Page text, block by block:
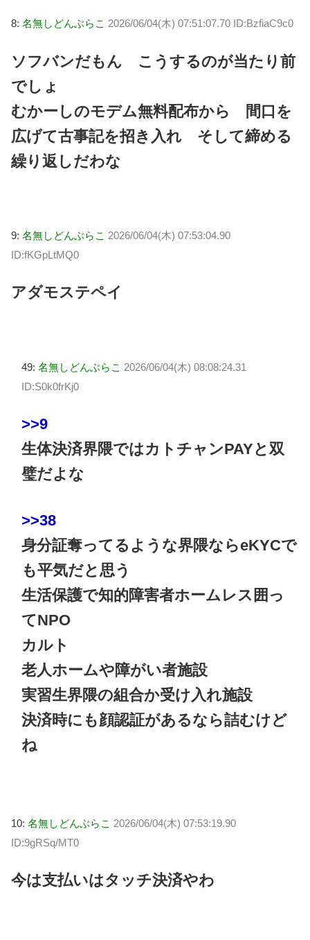
8: 名無しどんぶらこ 2026/06/04(木) 07:51:07.70 ID:BzfiaC9c0
ソフバンだもん こうするのが当たり前
でしょ
むかーしのモデム無料配布から 間口を
広げて古事記を招き入れ そして締める
繰り返しだわな
9: 名無しどんぶらこ 2026/06/04(木) 07:53:04.90
ID:fKGpLtMQ0
アダモステペイ
49: 名無しどんぶらこ 2026/06/04(木) 08:08:24.31
ID:S0k0frKj0
>>9
生体決済界隈ではカトチャンPAYと双
璧だよな
>>38
身分証奪ってるような界隈ならeKYCで
も平気だと思う
生活保護で知的障害者ホームレス囲っ
てNPO
カルト
老人ホームや障がい者施設
実習生界隈の組合か受け入れ施設
決済時にも顔認証があるなら詰むけど
ね
10: 名無しどんぶらこ 2026/06/04(木) 07:53:19.90
ID:9gRSq/MT0
今は支払いはタッチ決済やわ